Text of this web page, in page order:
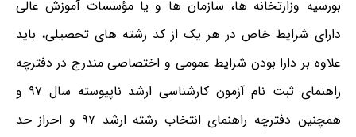
بورسیه وزارتخانه ها، سازمان ها و یا مؤسسات آموزش عالی
دارای شرایط خاص در هر یک از کد رشته های تحصیلی، باید
علاوه بر دارا بودن شرایط عمومی و اختصاصی مندرج در دفترچه
راهنمای ثبت نام آزمون کارشناسی ارشد ناپیوسته سال ۹۷
و
همچنین دفترچه راهنمای انتخاب رشته ارشد ۹۷
و احراز حد